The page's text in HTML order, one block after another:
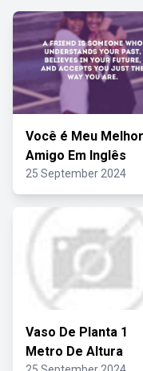
Você é Meu Melhor
Amigo Em Inglês
25 September 2024
Vaso De Planta 1
Metro De Altura